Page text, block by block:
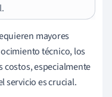
mayores
técnico, los
costos, especialmente
servicio es crucial.